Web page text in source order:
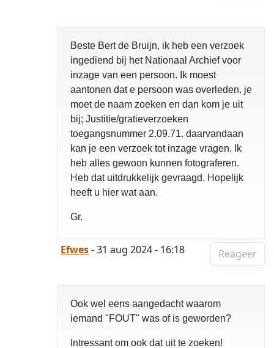
Beste Bert de Bruijn, ik heb een verzoek
ingediend bij het Nationaal Archief voor
inzage van een persoon. Ik moest
aantonen dat e persoon was overleden. je
moet de naam zoeken en dan kom je uit
bij; Justitie/gratieverzoeken
toegangsnummer 2.09.71. daarvandaan
kan je een verzoek tot inzage vragen. Ik
heb alles gewoon kunnen fotograferen.
Heb dat uitdrukkelijk gevraagd. Hopelijk
heeft u hier wat aan.
Gr.
Reageer
Efwes- 31 aug 2024 - 16:18
Ook wel eens aangedacht waarom
iemand "FOUT" was of is geworden?
Intressant om ook dat uit te zoeken!